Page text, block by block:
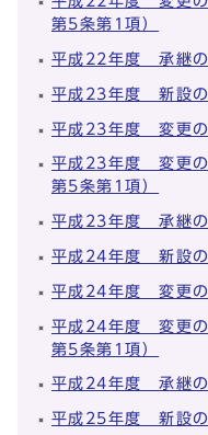
第5条第1項）
平成22年度 承継の
平成23年度 新設の
平成23年度 変更の
平成23年度 変更の
第5条第1項）
平成23年度 承継の
平成24年度 新設の
平成24年度 変更の
平成24年度 変更の
第5条第1項）
平成24年度 承継の
平成25年度 新設の